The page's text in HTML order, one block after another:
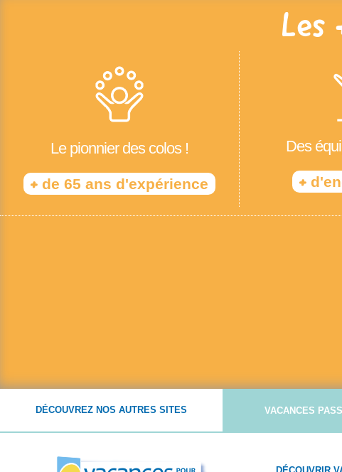
Les
Le pionnier des colos !
+ de 65 ans d'expérience
Des
+
DÉCOUVREZ NOS AUTRES SITES VACANCES